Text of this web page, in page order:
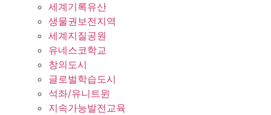
세계기록유산
생물권보전지역
세계지질공원
유네스코학교
창의도시
글로벌학습도시
석좌/유니트윈
지속가능발전교육